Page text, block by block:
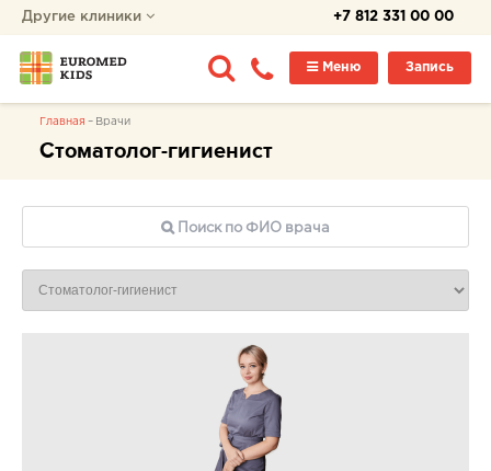
+7 812 331 00 00
Другие клиники
Запись
Меню
Главная Врачи
Стоматолог-гигиенист